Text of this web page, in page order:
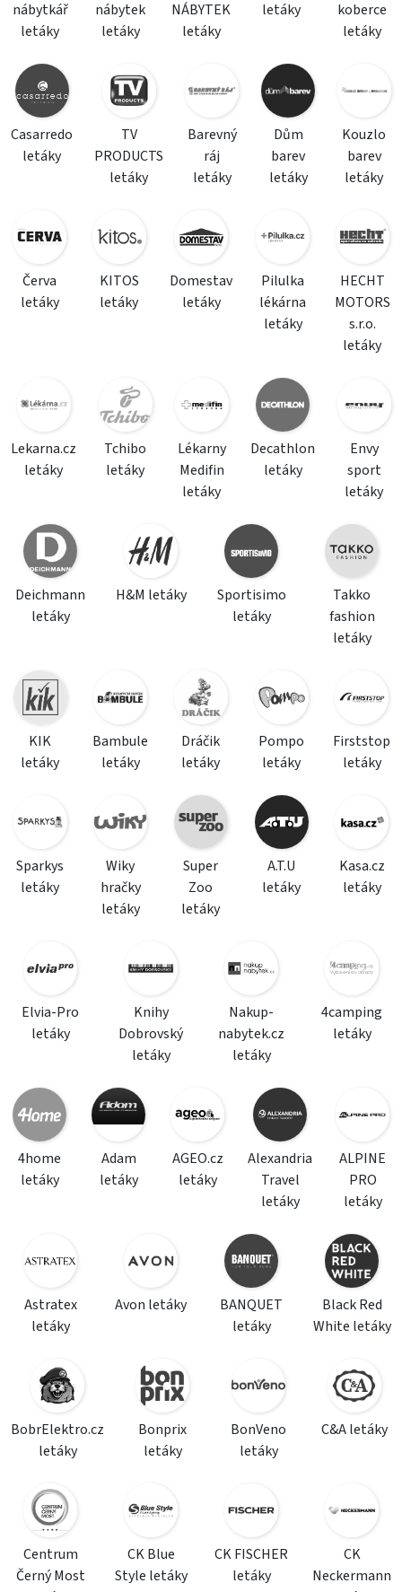
nábytkář
letáky
nábytek
letáky
NÁBYTEK
letáky
letáky
koberce
letáky
Casarredo
letáky
TV
PRODUCTS
letáky
Barevný
ráj
letáky
Dům
barev
letáky
Kouzlo
barev
letáky
Červa
letáky
KITOS
letáky
Domestav
letáky
Pilulka
lékárna
letáky
HECHT
MOTORS
s.r.o.
letáky
Lekarna.cz
letáky
Tchibo
letáky
Lékarny
Medifin
letáky
Decathlon
letáky
Envy
sport
letáky
Deichmann
letáky
H&M letáky
Sportisimo
letáky
Takko
fashion
letáky
KIK
letáky
Bambule
letáky
Dráčik
letáky
Pompo
letáky
Firststop
letáky
Sparkys
letáky
Wiky
hračky
letáky
Super
Zoo
letáky
A.T.U
letáky
Kasa.cz
letáky
Elvia-Pro
letáky
Knihy
Dobrovský
letáky
Nakup-
nabytek.cz
letáky
4camping
letáky
4home
letáky
Adam
letáky
AGEO.cz
letáky
Alexandria
Travel
letáky
ALPINE
PRO
letáky
Astratex
letáky
Avon letáky
BANQUET
letáky
Black Red
White letáky
BobrElektro.cz
letáky
Bonprix
letáky
BonVeno
letáky
C&A letáky
Centrum
Černý Most
CK Blue
Style letáky
CK FISCHER
letáky
CK
Neckermann